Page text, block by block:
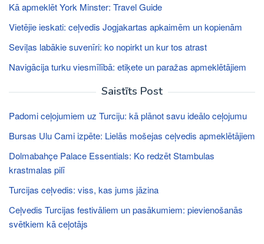
Kā apmeklēt York Minster: Travel Guide
Vietējie ieskati: ceļvedis Jogjakartas apkaimēm un kopienām
Seviļas labākie suvenīri: ko nopirkt un kur tos atrast
Navigācija turku viesmīlībā: etiķete un paražas apmeklētājiem
Saistīts Post
Padomi ceļojumiem uz Turciju: kā plānot savu ideālo ceļojumu
Bursas Ulu Cami izpēte: Lielās mošejas ceļvedis apmeklētājiem
Dolmabahçe Palace Essentials: Ko redzēt Stambulas
krastmalas pilī
Turcijas ceļvedis: viss, kas jums jāzina
Ceļvedis Turcijas festivāliem un pasākumiem: pievienošanās
svētkiem kā ceļotājs